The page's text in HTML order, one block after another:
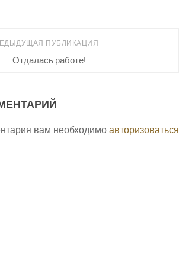
ПУБЛИКАЦИЯ
Отдалась работе!
вам необходимо авторизоваться